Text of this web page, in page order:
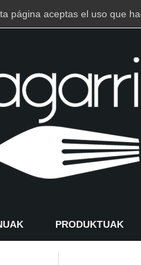
PRODUKTUAK
página aceptas el uso que